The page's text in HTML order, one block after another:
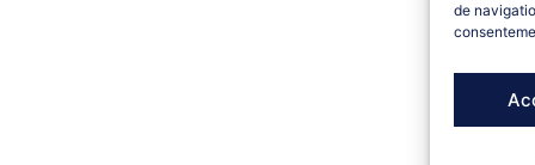
de